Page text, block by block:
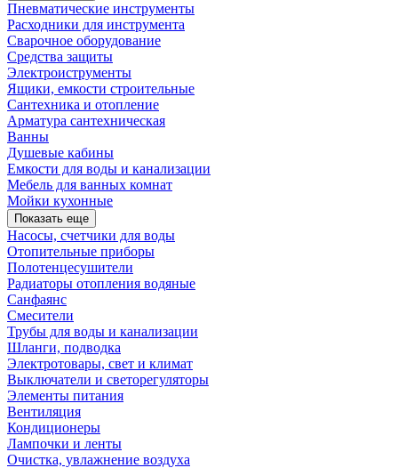
Пневматические инструменты
Расходники для инструмента
Сварочное оборудование
Средства защиты
Электроиструменты
Ящики, емкости строительные
Сантехника и отопление
Арматура сантехническая
Ванны
Душевые кабины
Емкости для воды и канализации
Мебель для ванных комнат
Мойки кухонные
Показать еще
Насосы, счетчики для воды
Отопительные приборы
Полотенцесушители
Радиаторы отопления водяные
Санфаянс
Смесители
Трубы для воды и канализации
Шланги, подводка
Электротовары, свет и климат
Выключатели и светорегуляторы
Элементы питания
Вентиляция
Кондиционеры
Лампочки и ленты
Очистка, увлажнение воздуха